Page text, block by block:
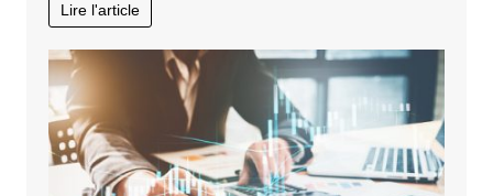
Lire l'article